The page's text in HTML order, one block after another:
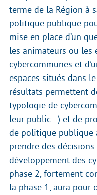
terme de la Région à
politique publique
mise en place d’un
les animateurs ou les
cybercommunes et
espaces situés dans
résultats permettent
typologie de
leur public...) et de
de politique publique
prendre des
développement des
phase 2, fortement
la phase 1, aura pour